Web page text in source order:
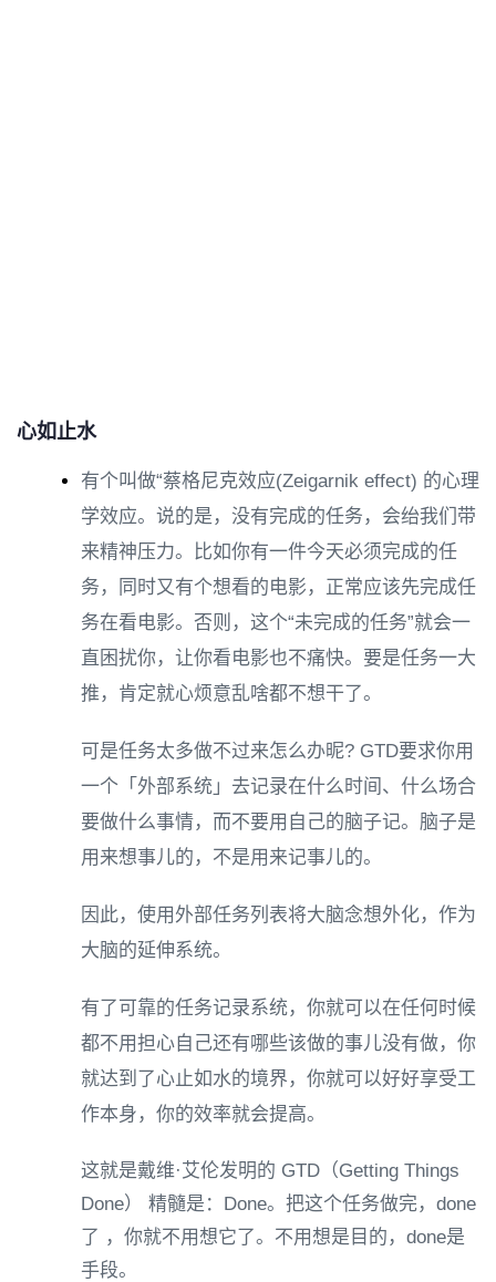
心如止水
有个叫做“蔡格尼克效应(Zeigarnik effect) 的心理
学效应。说的是，没有完成的任务，会绐我们带
来精神压力。比如你有一件今天必须完成的任
务，同时又有个想看的电影，正常应该先完成任
务在看电影。否则，这个“未完成的任务”就会一
直困扰你，让你看电影也不痛快。要是任务一大
推，肯定就心烦意乱啥都不想干了。
可是任务太多做不过来怎么办昵? GTD要求你用
一个「外部系统」去记录在什么时间、什么场合
要做什么事情，而不要用自己的脑子记。脑子是
用来想事儿的，不是用来记事儿的。
因此，使用外部任务列表将大脑念想外化，作为
大脑的延伸系统。
有了可靠的任务记录系统，你就可以在任何时候
都不用担心自己还有哪些该做的事儿没有做，你
就达到了心止如水的境界，你就可以好好享受工
作本身，你的效率就会提高。
这就是戴维·艾伦发明的 GTD（Getting Things
Done） 精髓是：Done。把这个任务做完，done
了 ，你就不用想它了。不用想是目的，done是
手段。